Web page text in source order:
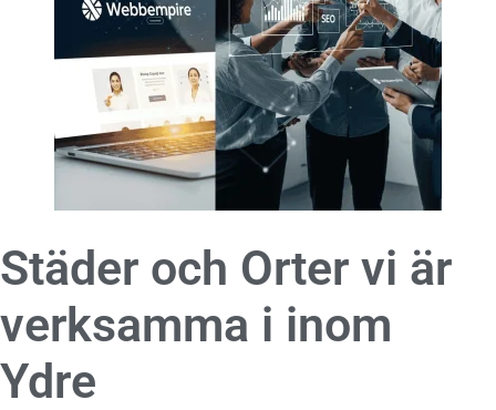
Städer och Orter vi är
verksamma i inom
Ydre